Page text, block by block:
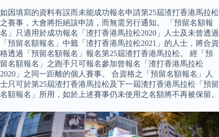
如因填寫的資料有誤而未能成功報名申請第25屆渣打香港馬拉松
之賽事，大會將拒絕該申請，而無需另行通知。 「預留名額報
名」只適用於成功報名「渣打香港馬拉松2020」人士及未曾透過
「預留名額報名」中籤「渣打香港馬拉松2021」的人士，將合資
格透過「預留名額報名」報名第25屆渣打香港馬拉松。 經「預
留名額報名」之跑手只可報名參加曾報名「渣打香港馬拉松
2020」之同一距離的個人賽事。 合資格之「預留名額報名」人
士只可於第25屆渣打香港馬拉松及下一屆渣打香港馬拉松「預留
名額報名」所用，如於上述賽事仍未使用之名額將不再被保留。